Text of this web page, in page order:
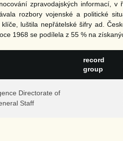
zpravodajských informací,
rozbory vojenské a politické
klíče, luštila nepřátelské šifry ad.
1968 se podílela z 55 % na
record
group
Directorate of
Staff